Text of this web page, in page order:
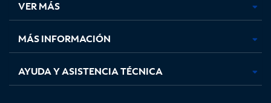
pestaña
nueva
pestaña
nueva
pestaña
nuevanueva
VER MÁS
MÁS INFORMACIÓN
AYUDA Y ASISTENCIA TÉCNICA